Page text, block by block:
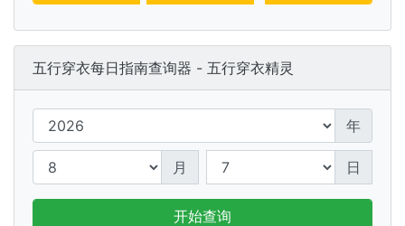
五行穿衣每日指南查询器 - 五行穿衣精灵
年
月 日
开始查询